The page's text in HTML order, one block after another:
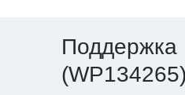
Поддержка